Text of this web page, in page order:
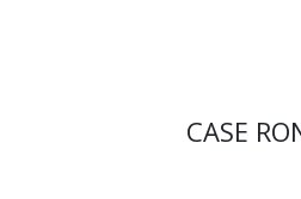
CASE